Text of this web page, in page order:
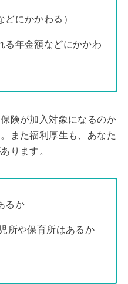
にかかわる）
る年金額などにかかわ
険が加入対象になるのか
また福利厚生も、あなた
ります。
るか
所や保育所はあるか